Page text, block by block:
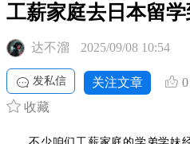
工薪家庭去日本留
达不溜 2025/09/08 10:54
发私信 关注文章 0
收藏